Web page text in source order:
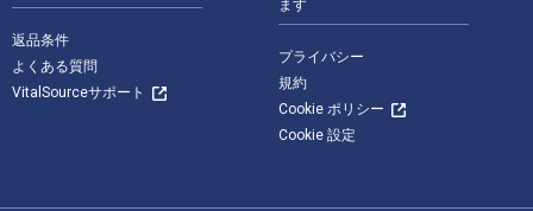
返品条件
よくある質問
VitalSourceサポート
ます
プライバシー
規約
Cookie ポリシー
Cookie 設定